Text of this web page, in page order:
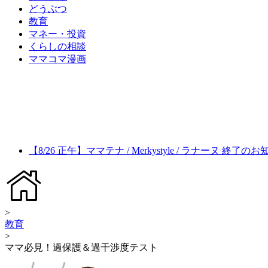
どうぶつ
教育
マネー・投資
くらしの相談
ママコマ漫画
【8/26 正午】ママテナ / Merkystyle / ラナーヌ 終了のお
>
教育
>
ママ必見！過保護＆過干渉度テスト